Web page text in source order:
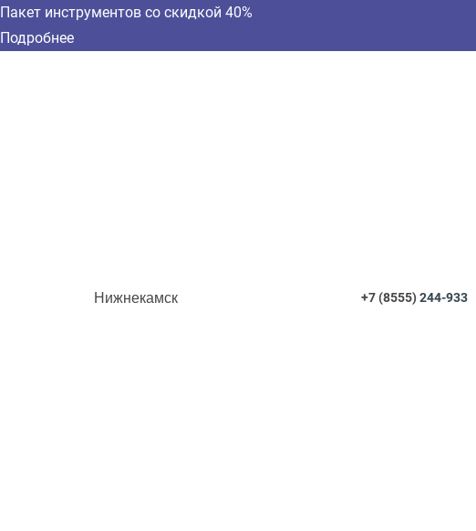
Пакет инструментов со скидкой 40%
Подробнее
Нижнекамск +7 (8555)244-933